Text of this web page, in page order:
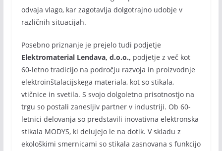
odvaja vlago, kar zagotavlja dolgotrajno udobje v
različnih situacijah.
Posebno priznanje je prejelo tudi podjetje
Elektromaterial Lendava, d.o.o., podjetje z več kot
60-letno tradicijo na področju razvoja in proizvodnje
elektroinštalacijskega materiala, kot so stikala,
vtičnice in svetila. S svojo dolgoletno prisotnostjo na
trgu so postali zanesljiv partner v industriji. Ob 60-
letnici delovanja so predstavili inovativna elektronska
stikala MODYS, ki delujejo le na dotik. V skladu z
ekološkimi smernicami so stikala zasnovana s funkcijo